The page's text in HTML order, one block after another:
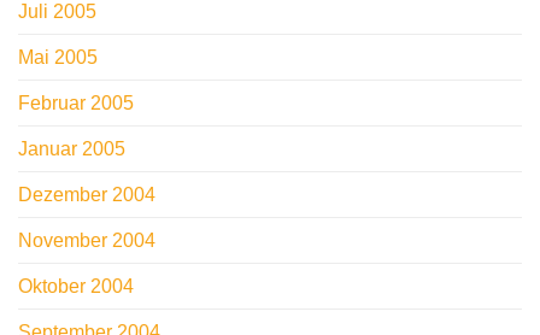
Juli 2005
Mai 2005
Februar 2005
Januar 2005
Dezember 2004
November 2004
Oktober 2004